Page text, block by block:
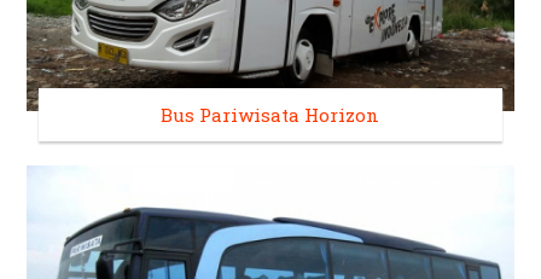
Bus Pariwisata Horizon